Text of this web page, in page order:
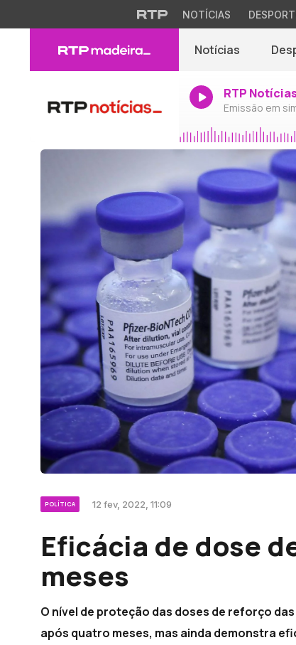
NOTÍCIAS
Notícias
RTP
Emissão em
POLÍTICA 12 fev, 2022, 11:09
Eficácia de dose
meses
O nível de proteção das doses de reforço
após quatro meses, mas ainda demonstra